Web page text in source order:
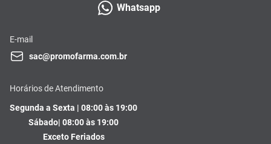
Whatsapp
E-mail
sac@promofarma.com.br
Horários de Atendimento
Segunda a Sexta | 08:00 às 19:00
Sábado| 08:00 às 19:00
Exceto Feriados